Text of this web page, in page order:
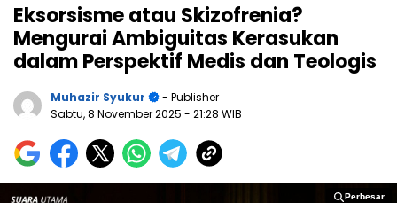
Eksorsisme atau Skizofrenia?
Mengurai Ambiguitas Kerasukan
dalam Perspektif Medis dan Teologis
Muhazir Syukur
- Publisher
Sabtu, 8 November 2025 - 21:28 WIB
Perbesar
Perbesar